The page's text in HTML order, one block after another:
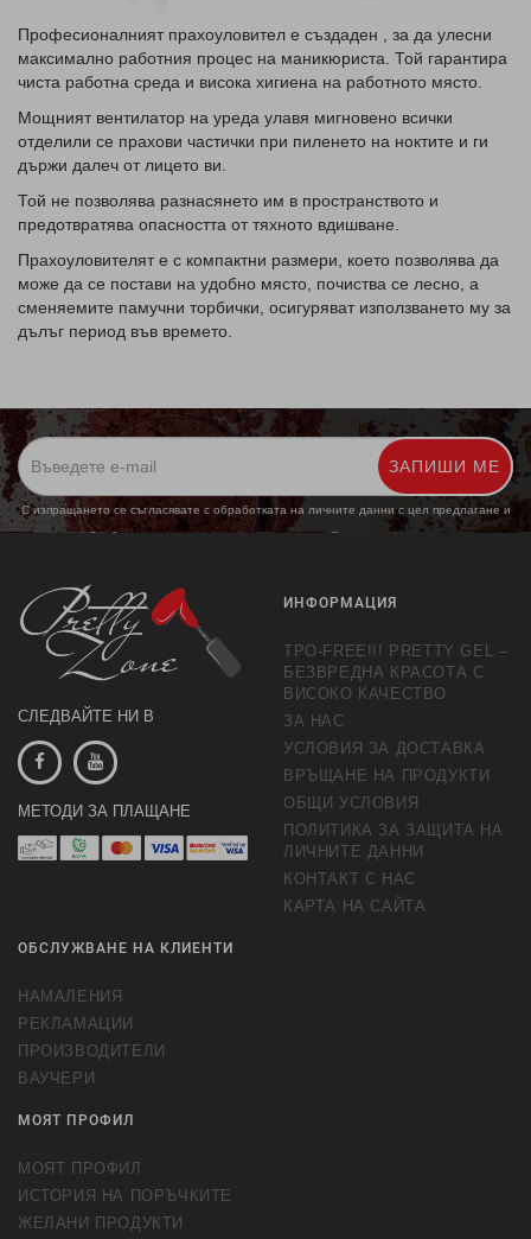
Професионалният прахоуловител е създаден , за да улесни
максимално работния процес на маникюриста. Той гарантира
чиста работна среда и висока хигиена на работното място.
Мощният вентилатор на уреда улавя мигновено всички
отделили се прахови частички при пиленето на ноктите и ги
държи далеч от лицето ви.
Той не позволява разнасянето им в пространството и
предотвратява опасността от тяхното вдишване.
Прахоуловителят е с компактни размери, което позволява да
може да се постави на удобно място, почиства се лесно, а
сменяемите памучни торбички, осигуряват използването му за
дълъг период във времето.
ЗАПИШИ МЕ
С изпращането се съгласявате с обработката на личните данни с цел предлагане и
обработка на маркетингови предложения. Повече информация
СЛЕДВАЙТЕ НИ В
МЕТОДИ ЗА ПЛАЩАНЕ
ИНФОРМАЦИЯ
TPO-FREE!!! PRETTY GEL –
БЕЗВРЕДНА КРАСОТА С
ВИСОКО КАЧЕСТВО
ЗА НАС
УСЛОВИЯ ЗА ДОСТАВКА
ВРЪЩАНЕ НА ПРОДУКТИ
ОБЩИ УСЛОВИЯ
ПОЛИТИКА ЗА ЗАЩИТА НА
ЛИЧНИТЕ ДАННИ
КОНТАКТ С НАС
КАРТА НА САЙТА
ОБСЛУЖВАНЕ НА КЛИЕНТИ
НАМАЛЕНИЯ
РЕКЛАМАЦИИ
ПРОИЗВОДИТЕЛИ
ВАУЧЕРИ
МОЯТ ПРОФИЛ
МОЯТ ПРОФИЛ
ИСТОРИЯ НА ПОРЪЧКИТЕ
ЖЕЛАНИ ПРОДУКТИ